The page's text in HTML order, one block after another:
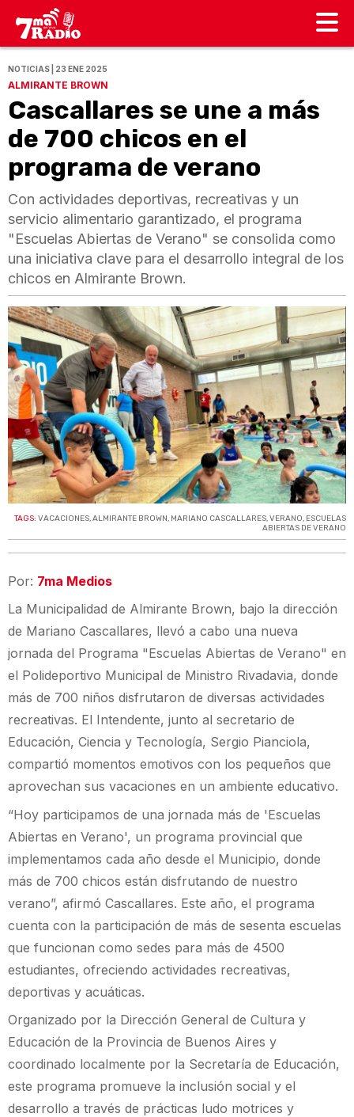
NOTICIAS | 23 ENE 2025
ALMIRANTE BROWN
Cascallares se une a más
de 700 chicos en el
programa de verano
Con actividades deportivas, recreativas y un
servicio alimentario garantizado, el programa
"Escuelas Abiertas de Verano" se consolida como
una iniciativa clave para el desarrollo integral de los
chicos en Almirante Brown.
TAGS: VACACIONES,ALMIRANTE BROWN, MARIANO CASCALLARES,VERANO, ESCUELAS
ABIERTAS DE VERANO
Por: 7ma Medios
La Municipalidad de Almirante Brown, bajo la dirección
de Mariano Cascallares, llevó a cabo una nueva
jornada del Programa "Escuelas Abiertas de Verano" en
el Polideportivo Municipal de Ministro Rivadavia, donde
más de 700 niños disfrutaron de diversas actividades
recreativas. El Intendente, junto al secretario de
Educación, Ciencia y Tecnología, Sergio Pianciola,
compartió momentos emotivos con los pequeños que
aprovechan sus vacaciones en un ambiente educativo.
“Hoy participamos de una jornada más de 'Escuelas
Abiertas en Verano', un programa provincial que
implementamos cada año desde el Municipio, donde
más de 700 chicos están disfrutando de nuestro
verano”, afirmó Cascallares. Este año, el programa
cuenta con la participación de más de sesenta escuelas
que funcionan como sedes para más de 4500
estudiantes, ofreciendo actividades recreativas,
deportivas y acuáticas.
Organizado por la Dirección General de Cultura y
Educación de la Provincia de Buenos Aires y
coordinado localmente por la Secretaría de Educación,
este programa promueve la inclusión social y el
desarrollo a través de prácticas ludo motrices y